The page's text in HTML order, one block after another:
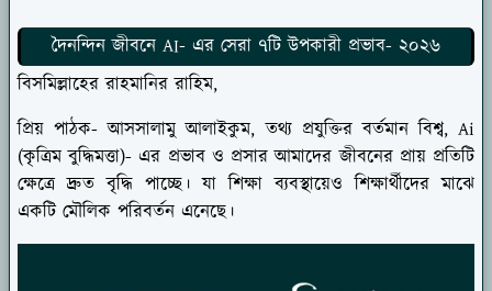
দৈনন্দিন জীবনে AI- এর সেরা ৭টি উপকারী প্রভাব- ২০২৬
বিসমিল্লাহের রাহমানির রাহিম,
প্রিয় পাঠক- আসসালামু আলাইকুম, তথ্য প্রযুক্তির বর্তমান বিশ্ব, Ai
(কৃত্রিম বুদ্ধিমত্তা)- এর প্রভাব ও প্রসার আমাদের জীবনের প্রায় প্রতিটি
ক্ষেত্রে দ্রুত বৃদ্ধি পাচ্ছে। যা শিক্ষা ব্যবস্থায়েও শিক্ষার্থীদের মাঝে
একটি মৌলিক পরিবর্তন এনেছে।